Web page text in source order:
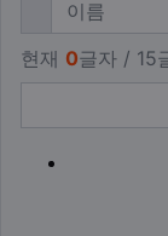
현재 0글자 / 15